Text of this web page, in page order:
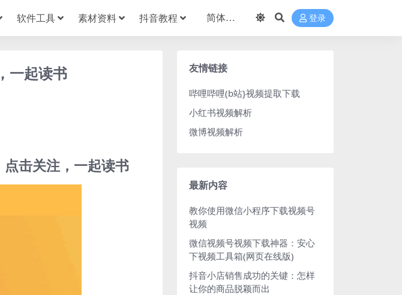
软件工具 素材资料 抖音教程 登录
一起读书
击关注，一起读书
友情链接
哔哩哔哩(b站}视频提取下载
小红书视频解析
微博视频解析
最新内容
教你使用微信小程序下载视频号
视频
微信视频号视频下载神器：安心
下视频工具箱(网页在线版)
抖音小店销售成功的关键：怎样
让你的商品脱颖而出